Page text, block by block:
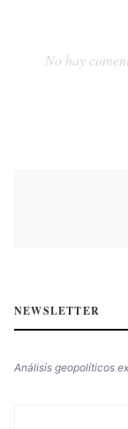
No hay
NEWSLETTER
Análisis geopolíticos